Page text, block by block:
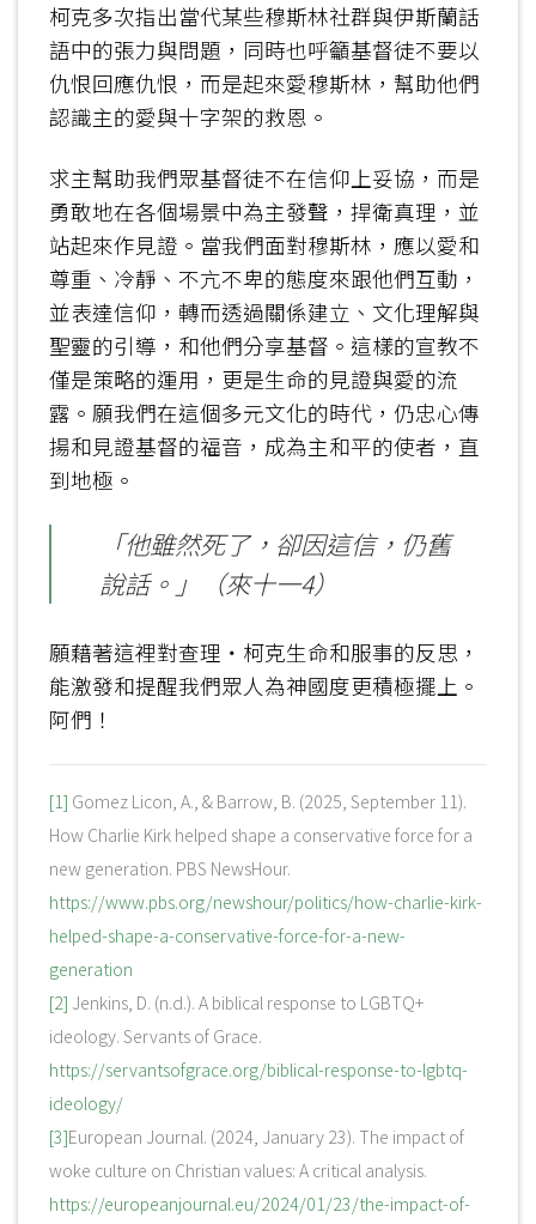
柯克多次指出當代某些穆斯林社群與伊斯蘭話
語中的張力與問題，同時也呼籲基督徒不要以
仇恨回應仇恨，而是起來愛穆斯林，幫助他們
認識主的愛與十字架的救恩。
求主幫助我們眾基督徒不在信仰上妥協，而是
勇敢地在各個場景中為主發聲，捍衛真理，並
站起來作見證。當我們面對穆斯林，應以愛和
尊重、冷靜、不亢不卑的態度來跟他們互動，
並表達信仰，轉而透過關係建立、文化理解與
聖靈的引導，和他們分享基督。這樣的宣教不
僅是策略的運用，更是生命的見證與愛的流
露。願我們在這個多元文化的時代，仍忠心傳
揚和見證基督的福音，成為主和平的使者，直
到地極。
「他雖然死了，卻因這信，仍舊
說話。」（來十一4）
願藉著這裡對查理‧柯克生命和服事的反思，
能激發和提醒我們眾人為神國度更積極擺上。
阿們！
[1] Gomez Licon, A., & Barrow, B. (2025, September 11).
How Charlie Kirk helped shape a conservative force for a
new generation. PBS NewsHour.
https://www.pbs.org/newshour/politics/how-charlie-kirk-
helped-shape-a-conservative-force-for-a-new-
generation
[2] Jenkins, D. (n.d.). A biblical response to LGBTQ+
ideology. Servants of Grace.
https://servantsofgrace.org/biblical-response-to-lgbtq-
ideology/
[3]European Journal. (2024, January 23). The impact of
woke culture on Christian values: A critical analysis.
https://europeanjournal.eu/2024/01/23/the-impact-of-